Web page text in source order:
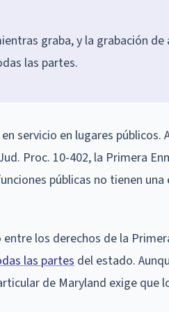
graba, y la grabación
las partes.
servicio en lugares públicos.
Proc. 10-402, la Primera
públicas no tienen
los derechos de la
las partes del estado.
de Maryland exige que